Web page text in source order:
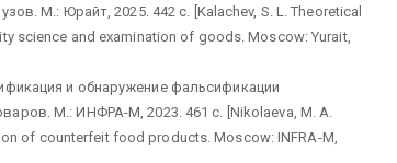
М.: Юрайт, 2025. 442 с. [Kalachev, S. L. Theoretical
science and examination of goods. Moscow: Yurait,
и обнаружение фальсификации
М.: ИНФРА-М, 2023. 461 с. [Nikolaeva, M. A.
of counterfeit food products. Moscow: INFRA-M,